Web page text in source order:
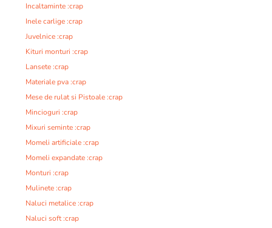
Incaltaminte :crap
Inele carlige :crap
Juvelnice :crap
Kituri monturi :crap
Lansete :crap
Materiale pva :crap
Mese de rulat si Pistoale :crap
Mincioguri :crap
Mixuri seminte :crap
Momeli artificiale :crap
Momeli expandate :crap
Monturi :crap
Mulinete :crap
Naluci metalice :crap
Naluci soft :crap